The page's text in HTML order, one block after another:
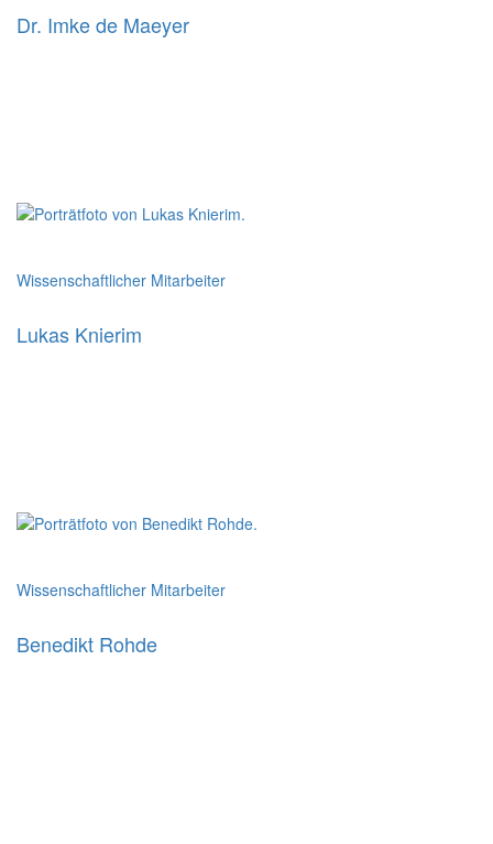
Dr. Imke de Maeyer
Wissenschaftlicher Mitarbeiter
Lukas Knierim
Wissenschaftlicher Mitarbeiter
Benedikt Rohde